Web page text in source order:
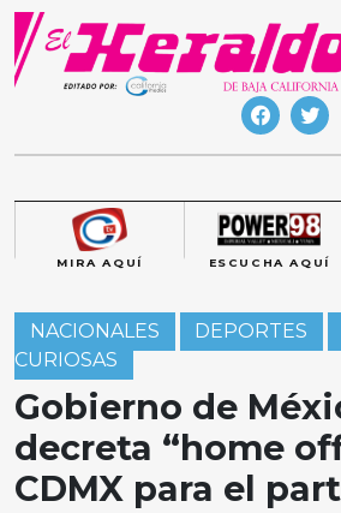
Skip
content
MIRA AQUÍ ESCUCHA AQUÍ
NACIONALES DEPORTES
CURIOSAS
Gobierno de
decreta “home
CDMX para el